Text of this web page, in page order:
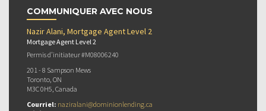
COMMUNIQUER AVEC NOUS
Nazir Alani, Mortgage Agent Level 2
Mortgage Agent Level 2
Permis d’initiateur #M08006240
201 - 8 Sampson Mews
Toronto, ON
M3C 0H5, Canada
Courriel: naziralani@dominionlending.ca